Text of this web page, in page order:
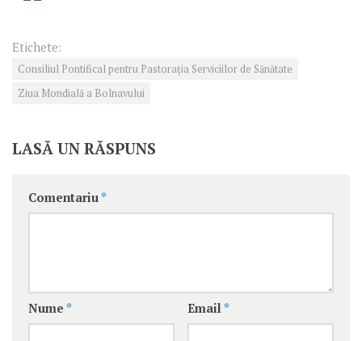
Etichete:
Consiliul Pontifical pentru Pastoraţia Serviciilor de Sănătate
Ziua Mondială a Bolnavului
LASĂ UN RĂSPUNS
Comentariu *
Nume * Email *